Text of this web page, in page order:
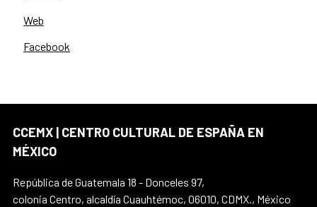
Web
Facebook
CCEMX | CENTRO CULTURAL DE ESPAÑA EN
MÉXICO
República de Guatemala 18 - Donceles 97,
colonia Centro, alcaldía Cuauhtémoc, 06010, CDMX., México